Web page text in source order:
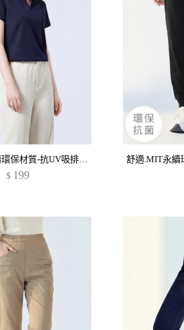
舒適.MIT永續環保材質-抗UV吸排抗菌polo衫
$ 199